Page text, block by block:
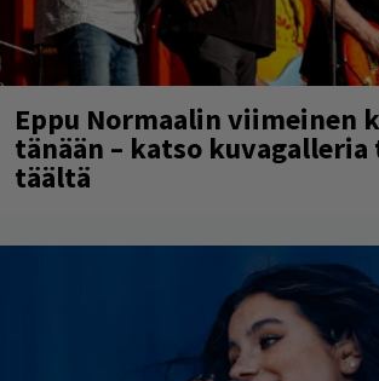
Eppu Normaalin viimeinen
tänään – katso
täältä